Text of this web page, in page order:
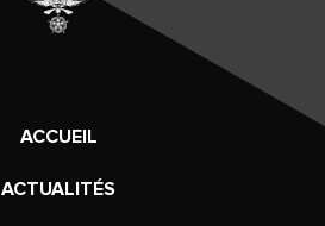
ACCUEIL
ACTUALITÉS